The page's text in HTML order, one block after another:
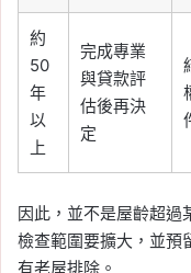
約
50
年
以
上
完成專業
與貸款評
估後再決
定
因此，並不是屋齡超過
檢查範圍要擴大，並預
有老屋排除。